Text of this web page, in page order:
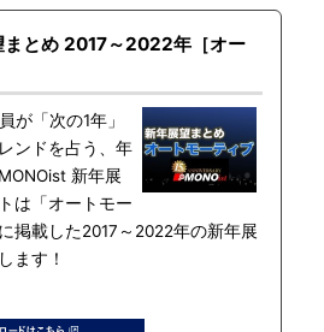
とめ 2017～2022年［オー
が「次の1年」
ンドを占う、年
新年展
は「オートモー
掲載した2017～2022年の新年展
ます！